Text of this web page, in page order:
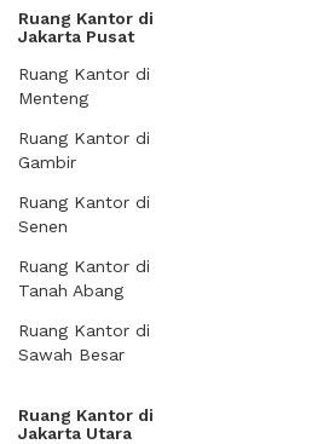
Ruang Kantor di
Jakarta Pusat
Ruang Kantor di
Menteng
Ruang Kantor di
Gambir
Ruang Kantor di
Senen
Ruang Kantor di
Tanah Abang
Ruang Kantor di
Sawah Besar
Ruang Kantor di
Jakarta Utara